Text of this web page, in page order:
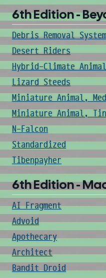
6th Edition -
Debris Removal System
Desert Riders
Hybrid-Climate Animal
Lizard Steeds
Miniature Animal,
Miniature Animal,
N-Falcon
Standardized
Tibenpayher
6th Edition -
AI Fragment
Advoid
Apothecary
Architect
Bandit Droid